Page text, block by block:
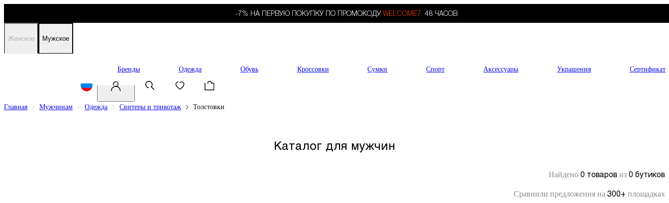
-7% НА ПЕРВУЮ ПОКУПКУ ПО ПРОМОКОДУ WELCOME7. 48 ЧАСОВ
Женское Мужское
Бренды Одежда Обувь Кроссовки Сумки Спорт Аксессуары Украшения Сертификат
Главная Мужчинам Одежда Свитеры и трикотаж Толстовки
Каталог для мужчин
Найдено 0 товаров из 0 бутиков
Сравнили предложения на 300+ площадках